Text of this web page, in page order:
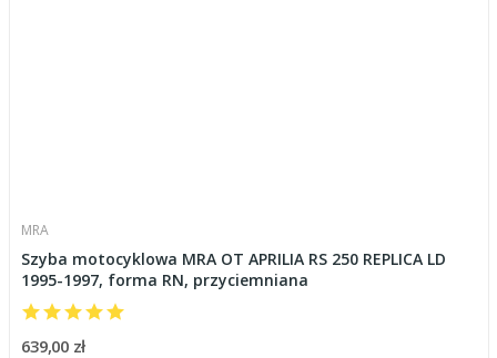
MRA
Szyba motocyklowa MRA OT APRILIA RS 250 REPLICA LD
1995-1997, forma RN, przyciemniana
639,00 zł